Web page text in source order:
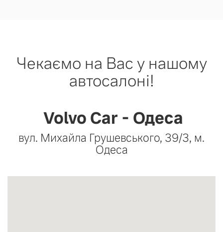
Чекаємо на Вас у нашому
автосалоні!
Volvo Car - Одеса
вул. Михайла Грушевського, 39/3, м.
Одеса